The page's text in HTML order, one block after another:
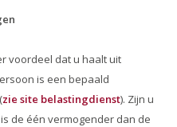
voordeel dat u haalt uit
is een bepaald
zie site belastingdienst). Zijn u
de één vermogender dan de